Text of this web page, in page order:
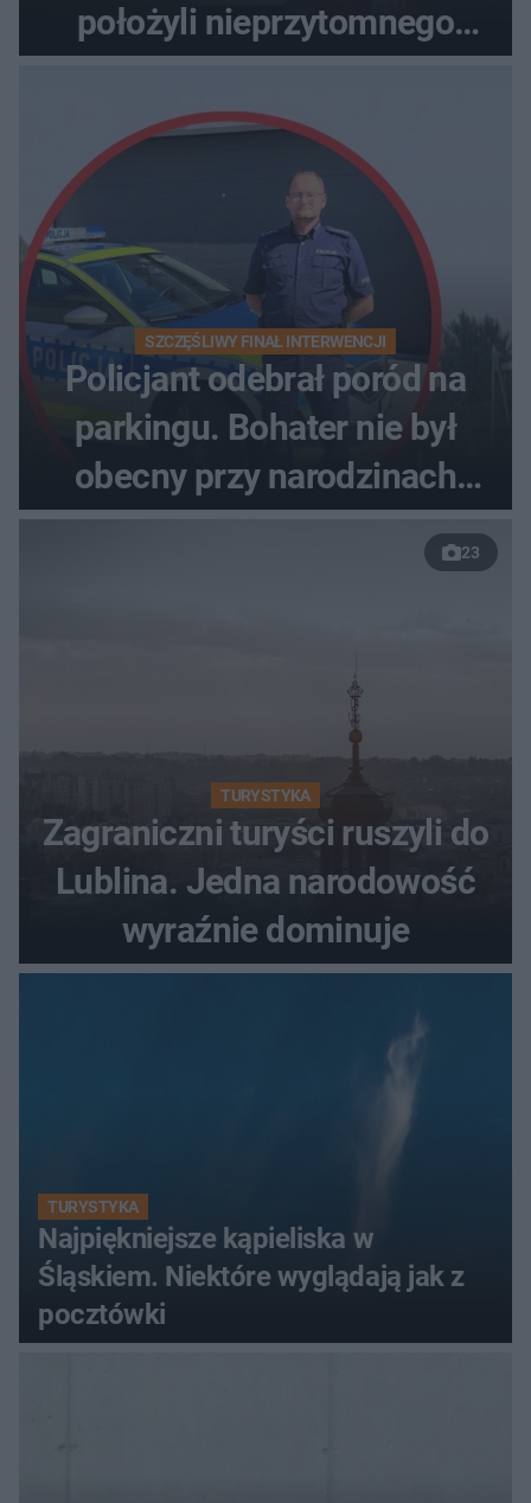
położyli nieprzytomnego
SZCZĘŚLIWY FINAŁ INTERWENCJI
Policjant odebrał poród na
parkingu. Bohater nie był
obecny przy narodzinach
23
TURYSTYKA
Zagraniczni turyści ruszyli do
Lublina. Jedna narodowość
wyraźnie dominuje
TURYSTYKA
Najpiękniejsze kąpieliska w
Śląskiem. Niektóre wyglądają jak z
pocztówki